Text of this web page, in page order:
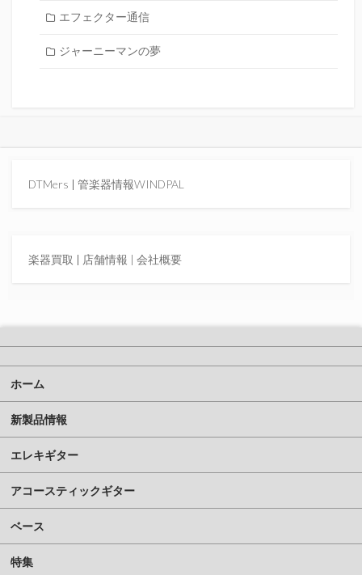
エフェクター通信
ジャーニーマンの夢
DTMers | 管楽器情報WINDPAL
楽器買取 | 店舗情報 | 会社概要
ホーム
新製品情報
エレキギター
アコースティックギター
ベース
特集